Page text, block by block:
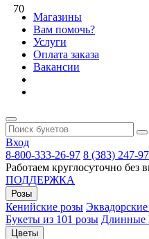
Магазины
Вам помочь?
Услуги
Оплата заказа
Вакансии
Вход
8-800-333-26-97 8 (383) 247-
Работаем круглосуточно без
ПОДДЕРЖКА
Розы
Кенийские розы
Букеты из 101 розы Длинные
Цветы
70